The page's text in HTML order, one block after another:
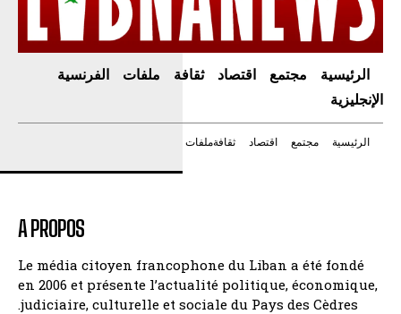
الرئيسية مجتمع اقتصاد ثقافة ملفات
الفرنسية
الإنجليزية
الرئيسية مجتمع اقتصاد ثقافةملفات
A PROPOS
Le média citoyen francophone du Liban a été fondé
en 2006 et présente l’actualité politique, économique,
judiciaire, culturelle et sociale du Pays des Cèdres.